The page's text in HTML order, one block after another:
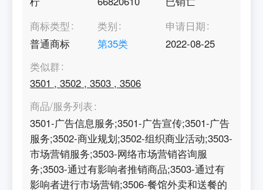
商标类型
普通商标
类别
第35类
申请日期
2022-08-25
类似群
3501 ,3502 ,3503 ,3506
商品/服务列表
3501-广告信息服务;3501-广告宣传;3501-广告
服务;3502-商业规划;3502-组织商业活动;3503-
市场营销服务;3503-网络市场营销咨询服
务;3503-通过有影响者推销商品;3503-通过有
影响者进行市场营销;3506-餐馆外卖和送餐的